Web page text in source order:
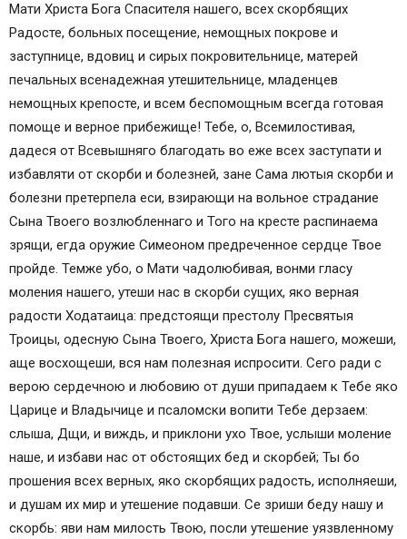
Мати Христа Бога Спасителя нашего, всех скорбящих
Радосте, больных посещение, немощных покрове и
заступнице, вдовиц и сирых покровительнице, матерей
печальных всенадежная утешительнице, младенцев
немощных крепосте, и всем беспомощным всегда готовая
помоще и верное прибежище! Тебе, о, Всемилостивая,
дадеся от Всевышняго благодать во еже всех заступати и
избавляти от скорби и болезней, зане Сама лютыя скорби и
болезни претерпела еси, взирающи на вольное страдание
Сына Твоего возлюбленнаго и Того на кресте распинаема
зрящи, егда оружие Симеоном предреченное сердце Твое
пройде. Темже убо, о Мати чадолюбивая, вонми гласу
моления нашего, утеши нас в скорби сущих, яко верная
радости Ходатаица: предстоящи престолу Пресвятыя
Троицы, одесную Сына Твоего, Христа Бога нашего, можеши,
аще восхощеши, вся нам полезная испросити. Сего ради с
верою сердечною и любовию от души припадаем к Тебе яко
Царице и Владычице и псаломски вопити Тебе дерзаем:
слыша, Дщи, и виждь, и приклони ухо Твое, услыши моление
наше, и избави нас от обстоящих бед и скорбей; Ты бо
прошения всех верных, яко скорбящих радость, исполняeши,
и душам их мир и утешение подавши. Се зриши беду нашу и
скорбь: яви нам милость Твою, посли утешение уязвленному